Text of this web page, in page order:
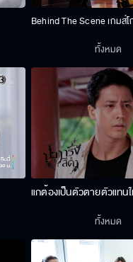
Behind The Scene เกมส์
แกต้องเป็นตัวตายตัวแทน
ทั้งหมด
ทั้งหมด